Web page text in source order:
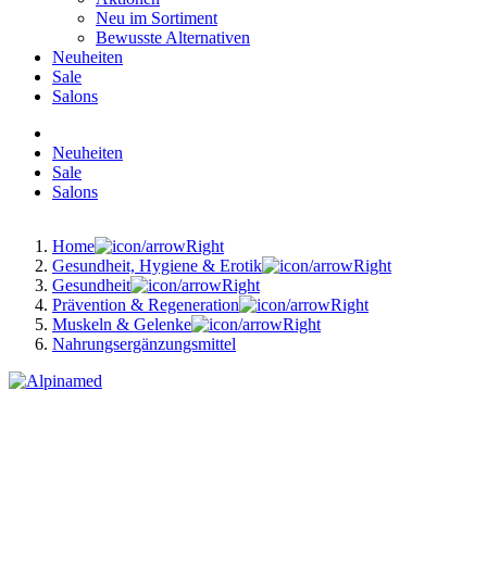
Neu im Sortiment
Bewusste Alternativen
Neuheiten
Sale
Salons
Neuheiten
Sale
Salons
Home
Gesundheit, Hygiene & Erotik
Gesundheit
Prävention & Regeneration
Muskeln & Gelenke
Nahrungsergänzungsmittel